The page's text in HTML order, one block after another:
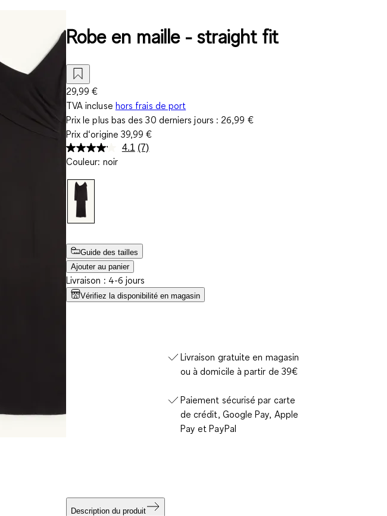
Robe en maille - straight fit
29,99 €
TVA incluse hors frais de port
Prix le plus bas des 30 derniers jours : 26,99 €
Prix d‘origine 39,99 €
4.1 Lire
(7)
Couleur: noir
Guide des tailles
Ajouter au panier
Livraison : 4-6 jours
Vérifiez la disponibilité en magasin
Livraison gratuite en magasin
ou à domicile à partir de 39€
Paiement sécurisé par carte
de crédit, Google Pay, Apple
Pay et PayPal
Description du produit